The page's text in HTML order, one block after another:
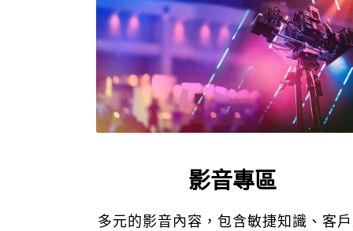
影音專區
多元的影音內容，包含敏捷知識、客